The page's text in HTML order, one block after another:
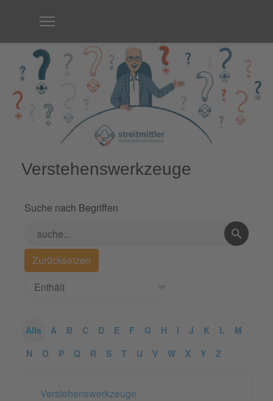
Verstehenswerkzeuge
Suche nach Begriffen
Alle A B C D E F G H I J K L
M
N
O P Q R S T U V W X Y Z
Verstehenswerkzeuge